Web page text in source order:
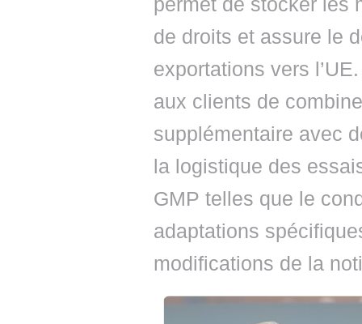
de droits et assure le
exportations vers
aux clients de
supplémentaire avec
la logistique des
GMP telles que le
adaptations
modifications de la